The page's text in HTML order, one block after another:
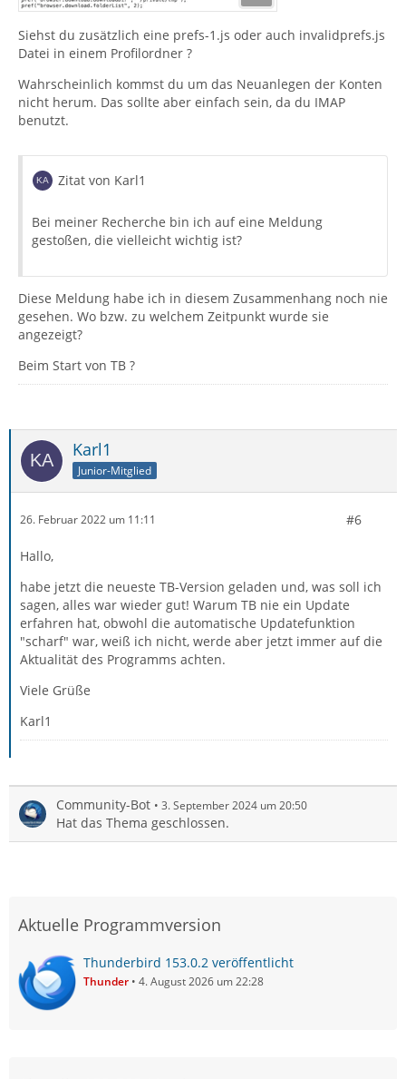
Siehst du zusätzlich eine prefs-1.js oder auch invalidprefs.js
Datei in einem Profilordner ?
Wahrscheinlich kommst du um das Neuanlegen der Konten
nicht herum. Das sollte aber einfach sein, da du IMAP
benutzt.
Zitat von Karl1
Bei meiner Recherche bin ich auf eine Meldung
gestoßen, die vielleicht wichtig ist?
Diese Meldung habe ich in diesem Zusammenhang noch nie
gesehen. Wo bzw. zu welchem Zeitpunkt wurde sie
angezeigt?
Beim Start von TB ?
Karl1
Junior-Mitglied
26. Februar 2022 um 11:11 #6
Hallo,
habe jetzt die neueste TB-Version geladen und, was soll ich
sagen, alles war wieder gut! Warum TB nie ein Update
erfahren hat, obwohl die automatische Updatefunktion
"scharf" war, weiß ich nicht, werde aber jetzt immer auf die
Aktualität des Programms achten.
Viele Grüße
Karl1
Community-Bot 3. September 2024 um 20:50
Hat das Thema geschlossen.
Aktuelle Programmversion
Thunderbird 153.0.2 veröffentlicht
Thunder 4. August 2026 um 22:28